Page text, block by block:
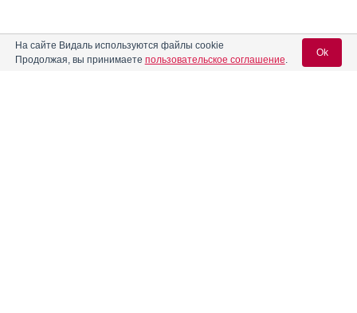
На сайте Видаль используются файлы cookie
Продолжая, вы принимаете пользовательское соглашение.
Ok